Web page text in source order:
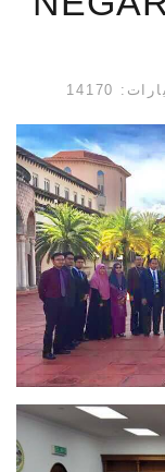
14170